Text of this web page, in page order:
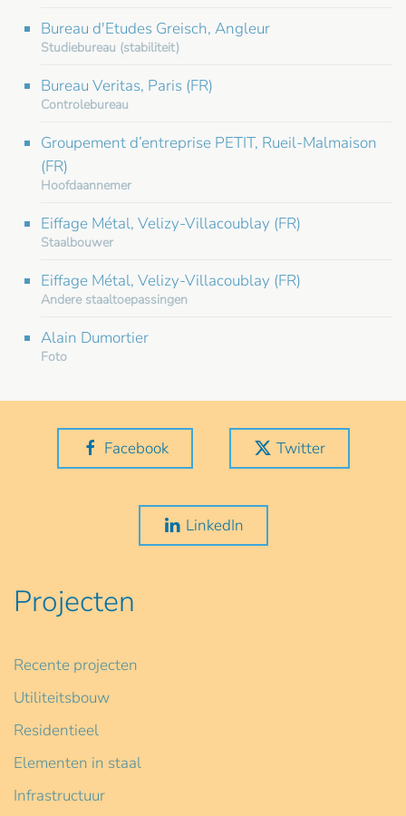
Bureau d'Etudes Greisch, Angleur
Studiebureau (stabiliteit)
Bureau Veritas, Paris (FR)
Controlebureau
Groupement d’entreprise PETIT, Rueil-Malmaison
(FR)
Hoofdaannemer
Eiffage Métal, Velizy-Villacoublay (FR)
Staalbouwer
Eiffage Métal, Velizy-Villacoublay (FR)
Andere staaltoepassingen
Alain Dumortier
Foto
Facebook Twitter
LinkedIn
Projecten
Recente projecten
Utiliteitsbouw
Residentieel
Elementen in staal
Infrastructuur